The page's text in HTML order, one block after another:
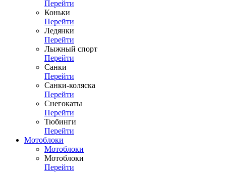
Перейти
Коньки
Перейти
Ледянки
Перейти
Лыжный спорт
Перейти
Санки
Перейти
Санки-коляска
Перейти
Снегокаты
Перейти
Тюбинги
Перейти
Мотоблоки
Мотоблоки
Мотоблоки
Перейти